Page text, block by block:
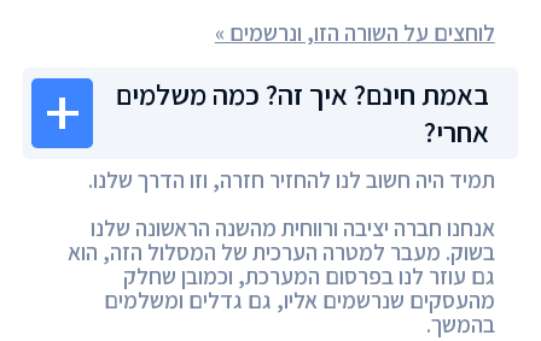
לוחצים על השורה הזו, ונרשמים »
באמת חינם? איך זה? כמה משלמים
אחרי?
תמיד היה חשוב לנו להחזיר חזרה, וזו הדרך שלנו.
אנחנו חברה יציבה ורווחית מהשנה הראשונה שלנו
בשוק. מעבר למטרה הערכית של המסלול הזה, הוא
גם עוזר לנו בפרסום המערכת, וכמובן שחלק
מהעסקים שנרשמים אליו, גם גדלים ומשלמים
בהמשך.